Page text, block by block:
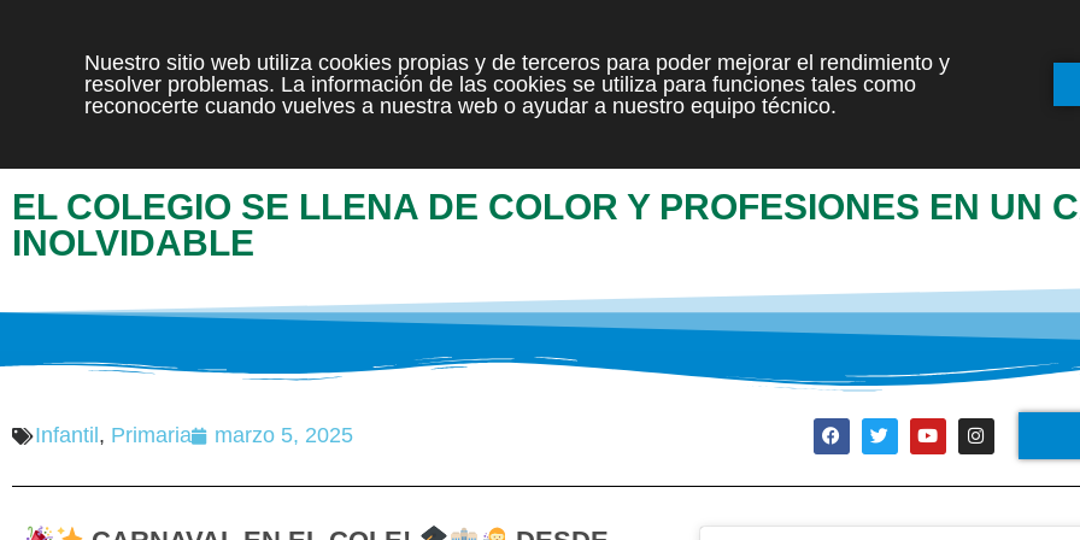
INICIO
EL COLEGIO SE LLENA DE COLOR Y PROFESIONES EN UN
INOLVIDABLE
Infantil , Primaria marzo 5, 2025
Nuestro sitio web utiliza cookies propias y de terceros para poder mejorar el rendimiento y
resolver problemas. La información de las cookies se utiliza para funciones tales como
reconocerte cuando vuelves a nuestra web o ayudar a nuestro equipo técnico.